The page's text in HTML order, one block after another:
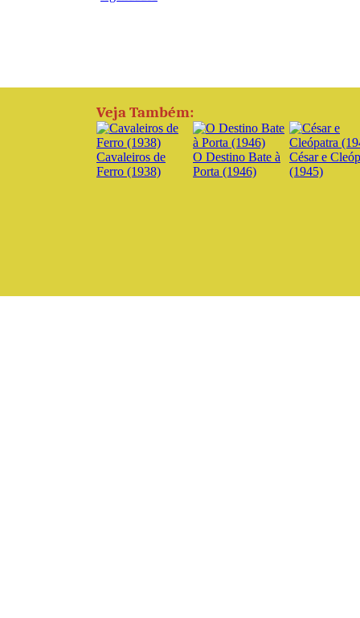
Veja Também:
Cavaleiros de
Ferro (1938)
O Destino Bate à
Porta (1946)
César e
(1945)